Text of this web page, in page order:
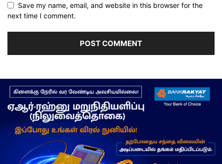
Save my name, email, and website in this browser for the
next time I comment.